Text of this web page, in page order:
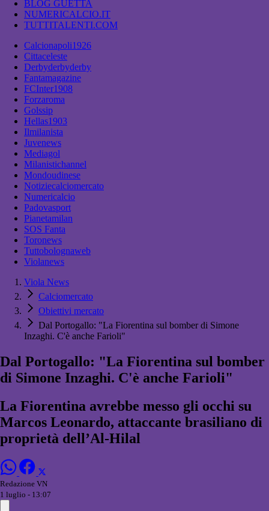
BLOG GUETTA
NUMERICALCIO.IT
TUTTITALENTI.COM
Calcionapoli1926
Cittaceleste
Derbyderbyderby
Fantamagazine
FCInter1908
Forzaroma
Golssip
Hellas1903
Ilmilanista
Juvenews
Mediagol
Milanistichannel
Mondoudinese
Notiziecalciomercato
Numericalcio
Padovasport
Pianetamilan
SOS Fanta
Toronews
Tuttobolognaweb
Violanews
Viola News
Calciomercato
Obiettivi mercato
Dal Portogallo: "La Fiorentina sul bomber di Simone
Inzaghi. C'è anche Farioli"
Dal Portogallo: "La Fiorentina sul bomber
di Simone Inzaghi. C'è anche Farioli"
La Fiorentina avrebbe messo gli occhi su
Marcos Leonardo, attaccante brasiliano di
proprietà dell’Al-Hilal
Redazione VN
1 luglio - 13:07